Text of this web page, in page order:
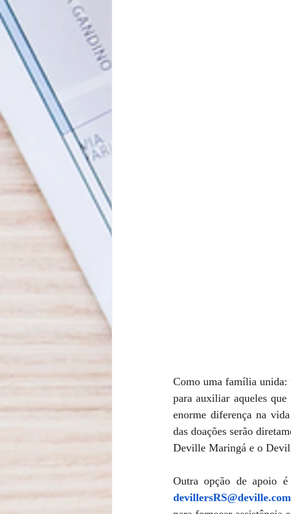
Como uma família unida:
para auxiliar aqueles que
enorme diferença na
das doações serão
Deville Maringá e o